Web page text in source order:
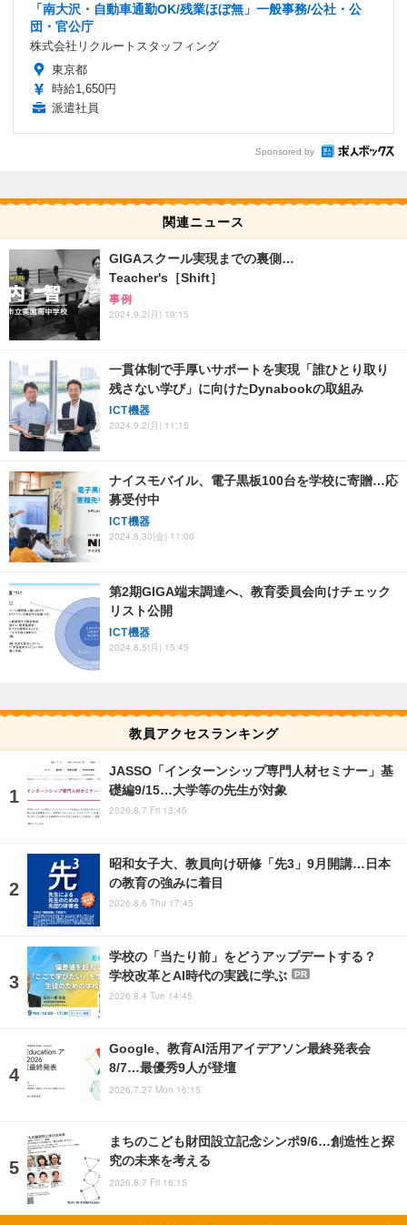
「南大沢・自動車通勤OK/残業ほぼ無」一般事務/公社・公
団・官公庁
株式会社リクルートスタッフィング
東京都
時給1,650円
派遣社員
Sponsored by
関連ニュース
GIGAスクール実現までの裏側…
Teacher's［Shift］
事例
2024.9.2(月) 19:15
一貫体制で手厚いサポートを実現「誰ひとり取り
残さない学び」に向けたDynabookの取組み
ICT機器
2024.9.2(月) 11:15
ナイスモバイル、電子黒板100台を学校に寄贈…応
募受付中
ICT機器
2024.8.30(金) 11:00
第2期GIGA端末調達へ、教育委員会向けチェック
リスト公開
ICT機器
2024.8.5(月) 15:45
教員アクセスランキング
JASSO「インターンシップ専門人材セミナー」基
礎編9/15…大学等の先生が対象
2026.8.7 Fri 13:45
昭和女子大、教員向け研修「先3」9月開講…日本
の教育の強みに着目
2026.8.6 Thu 17:45
学校の「当たり前」をどうアップデートする？
学校改革とAI時代の実践に学ぶ
PR
2026.8.4 Tue 14:45
Google、教育AI活用アイデアソン最終発表会
8/7…最優秀9人が登壇
2026.7.27 Mon 16:15
まちのこども財団設立記念シンポ9/6…創造性と探
究の未来を考える
2026.8.7 Fri 16:15